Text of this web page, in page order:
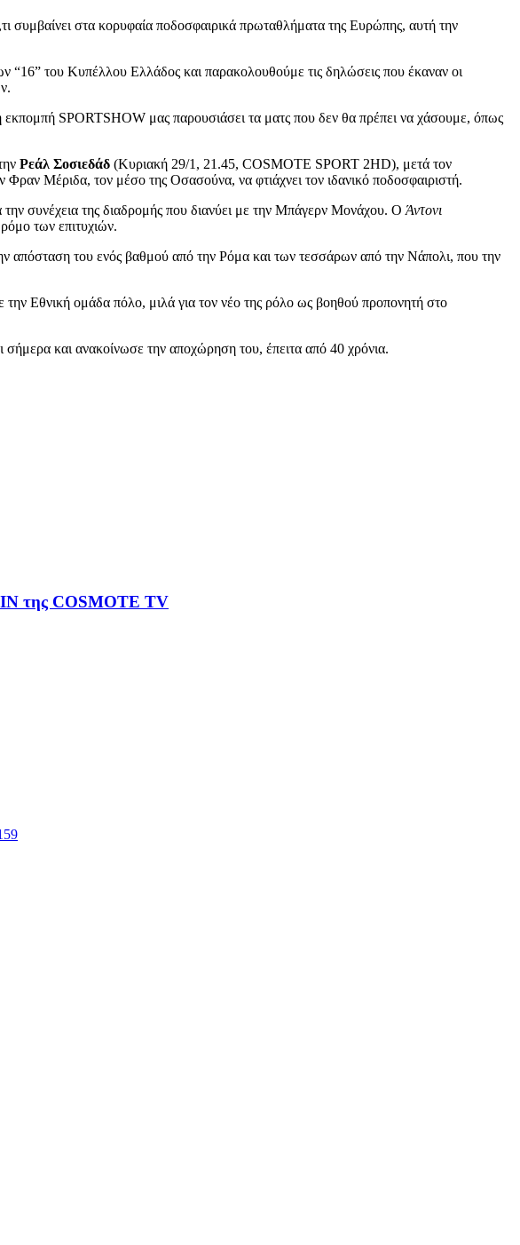
συμβαίνει στα κορυφαία ποδοσφαιρικά πρωταθλήματα της Ευρώπης, αυτή την
του Κυπέλλου Ελλάδος και παρακολουθούμε τις δηλώσεις που έκαναν οι
εκπομπή SPORTSHOW μας παρουσιάσει τα ματς που δεν θα πρέπει να χάσουμε, όπως
Ρεάλ Σοσιεδάδ (Κυριακή 29/1, 21.45, COSMOTE SPORT 2HD), μετά τον
Μέριδα, τον μέσο της Οσασούνα, να φτιάχνει τον ιδανικό ποδοσφαιριστή.
συνέχεια της διαδρομής που διανύει με την Μπάγερν Μονάχου. Ο Άντονι
των επιτυχιών.
απόσταση του ενός βαθμού από την Ρόμα και των τεσσάρων από την Νάπολι, που την
Εθνική ομάδα πόλο, μιλά για τον νέο της ρόλο ως βοηθού προπονητή στο
και ανακοίνωσε την αποχώρηση του, έπειτα από 40 χρόνια.
της COSMOTE TV